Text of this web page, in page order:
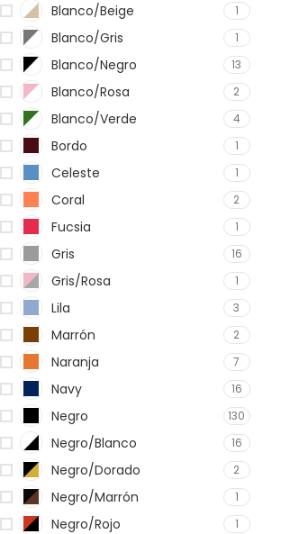
Blanco/Beige 1
Blanco/Gris 1
Blanco/Negro 13
Blanco/Rosa 2
Blanco/Verde 4
Bordo 1
Celeste 1
Coral 2
Fucsia 1
Gris 16
Gris/Rosa 1
Lila 3
Marrón 2
Naranja 7
Navy 16
Negro 130
Negro/Blanco 16
Negro/Dorado 2
Negro/Marrón 1
Negro/Rojo 1